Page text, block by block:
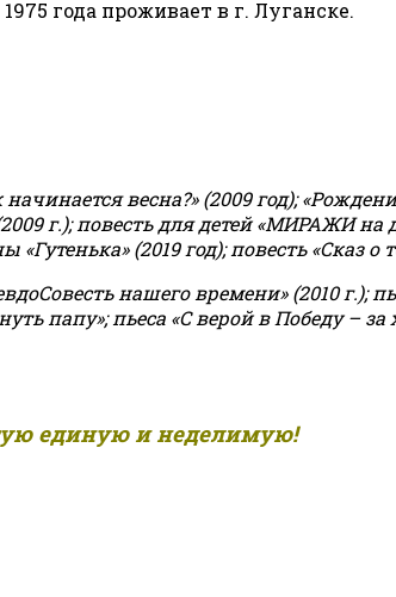
года проживает в г. Луганске.
весна?» (2009 год);
г.); повесть для детей «МИРАЖИ на
(2019 год); повесть «Сказ
нашего времени» (2010 г.);
папу»; пьеса «С верой в Победу – за
единую и неделимую!